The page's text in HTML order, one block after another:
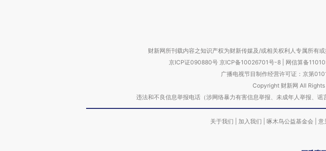
财新网所刊载内容之知识产权为财新传媒及/或相关权利人专属所有
京ICP证090880号 京ICP备10026701号-8 网信算备
广播电视节目制作经营许可证：京第
Copyright 财新网 All
违法和不良信息举报电话（涉网络暴力有害信息举报、未成年人举报
关于我们 加入我们 啄木鸟公益基金会 意